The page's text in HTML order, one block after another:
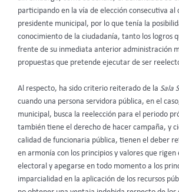
participando en la vía de elección consecutiva al
presidente municipal, por lo que tenía la
conocimiento de la ciudadanía, tanto los logros
frente de su inmediata anterior administración
propuestas que pretende ejecutar de ser
Al respecto, ha sido criterio reiterado de la Sala
cuando una persona servidora pública, en el
municipal, busca la reelección para el periodo
también tiene el derecho de hacer campaña, y
calidad de funcionaria pública, tienen el deber
en armonía con los principios y valores que rigen
electoral y apegarse en todo momento a los
imparcialidad en la aplicación de los recursos